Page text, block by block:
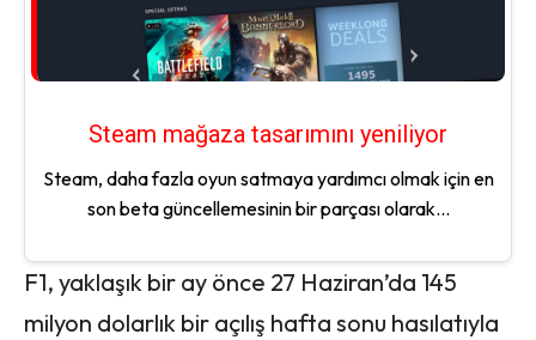
Steam mağaza tasarımını yeniliyor
Steam, daha fazla oyun satmaya yardımcı olmak için en
son beta güncellemesinin bir parçası olarak...
F1, yaklaşık bir ay önce 27 Haziran’da 145
milyon dolarlık bir açılış hafta sonu hasılatıyla